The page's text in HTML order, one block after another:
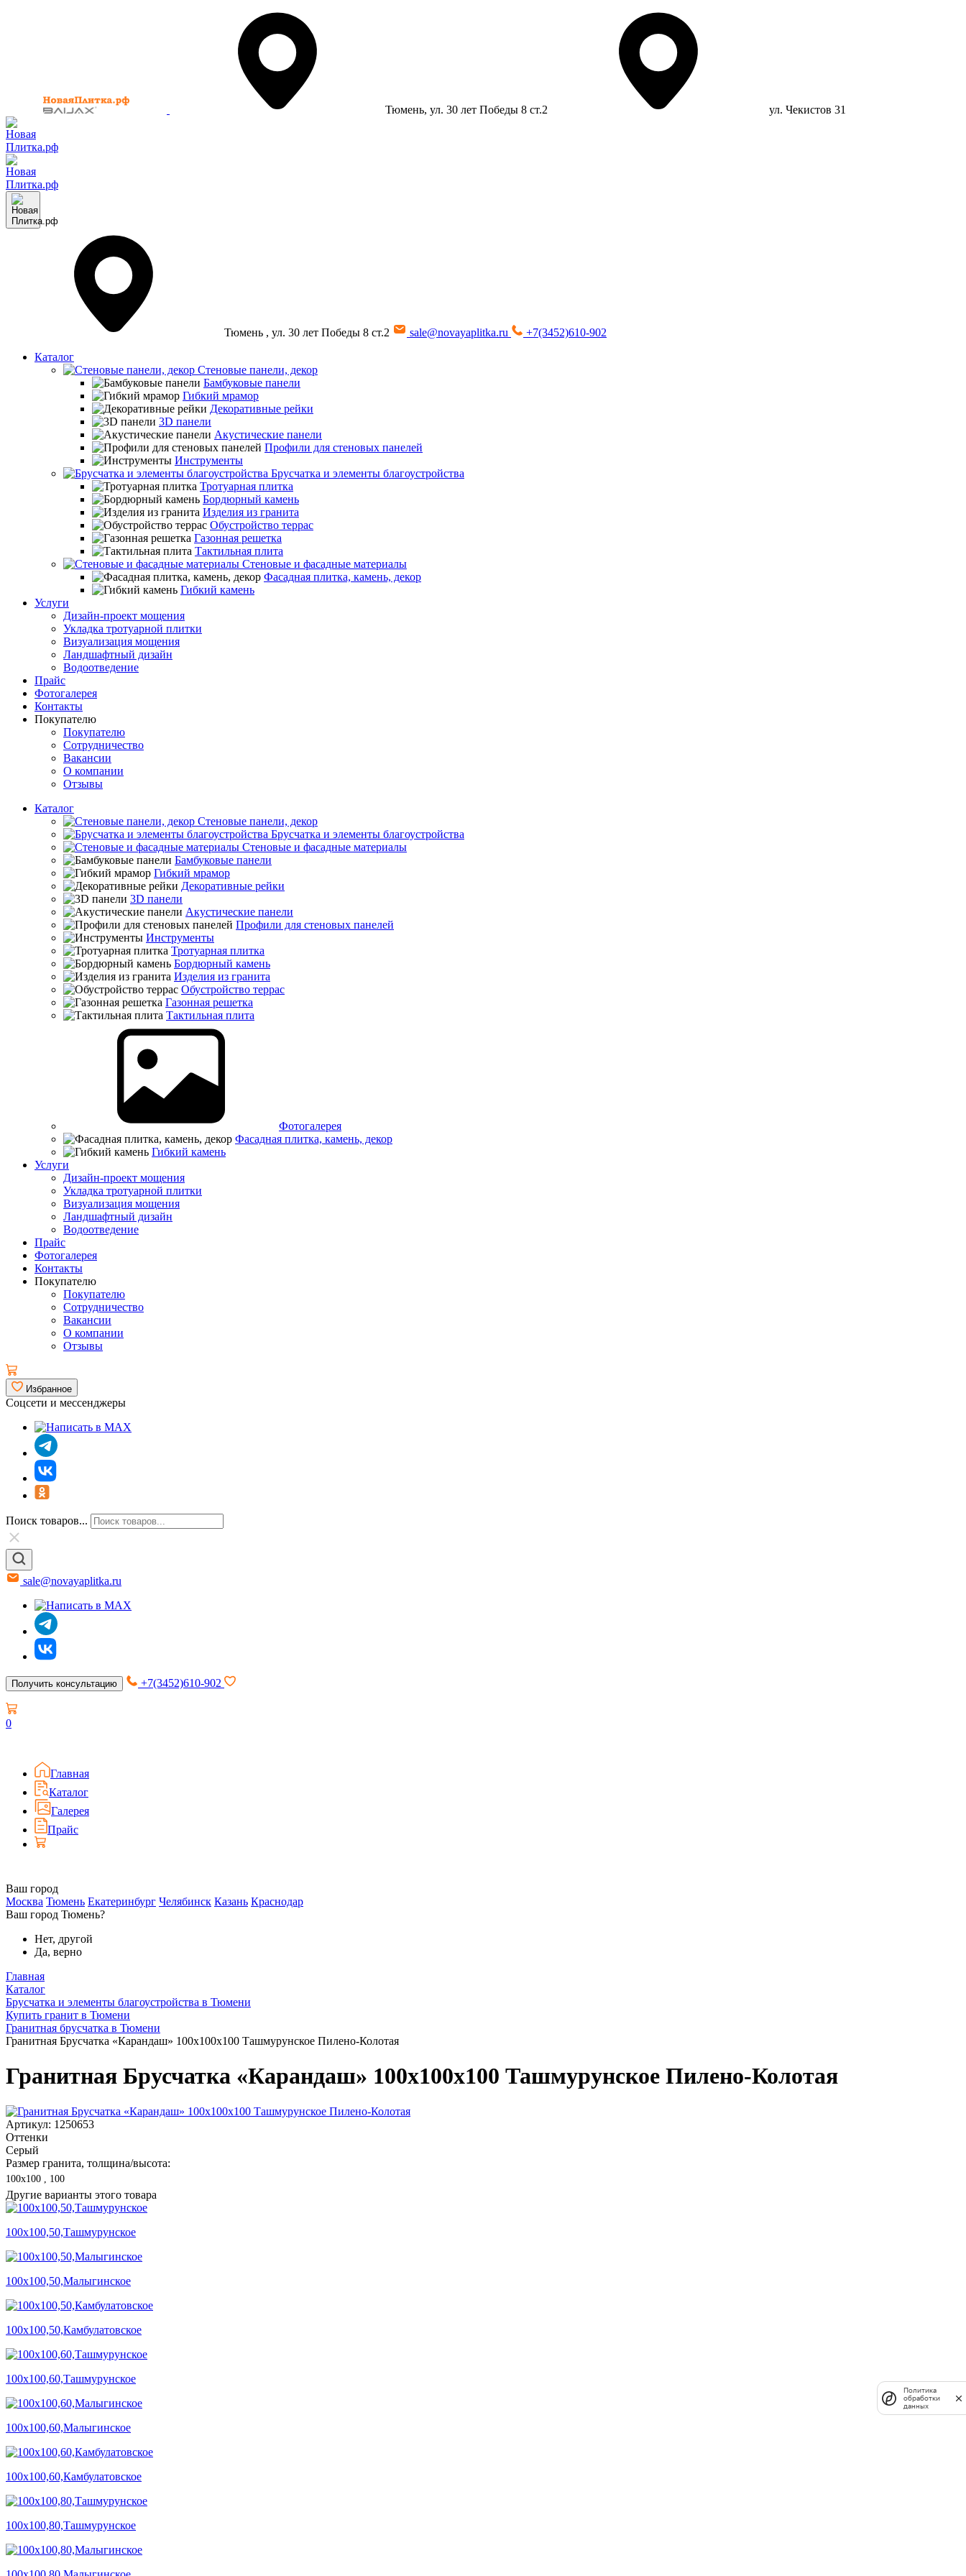
Тюмень, ул. 30 лет Победы 8 ст.2 ул. Чекистов 31
Тюмень , ул. 30 лет Победы 8 ст.2 sale@novayaplitka.ru
+7(3452)610-902
Каталог
Стеновые панели, декор
Бамбуковые панели
Гибкий мрамор
Декоративные рейки
3D панели
Акустические панели
Профили для стеновых панелей
Инструменты
Брусчатка и элементы благоустройства
Тротуарная плитка
Бордюрный камень
Изделия из гранита
Обустройство террас
Газонная решетка
Тактильная плита
Стеновые и фасадные материалы
Фасадная плитка, камень, декор
Гибкий камень
Услуги
Дизайн-проект мощения
Укладка тротуарной плитки
Визуализация мощения
Ландшафтный дизайн
Водоотведение
Прайс
Фотогалерея
Контакты
Покупателю
Покупателю
Сотрудничество
Вакансии
О компании
Отзывы
Каталог
Стеновые панели, декор
Брусчатка и элементы благоустройства
Стеновые и фасадные материалы
Бамбуковые панели
Гибкий мрамор
Декоративные рейки
3D панели
Акустические панели
Профили для стеновых панелей
Инструменты
Тротуарная плитка
Бордюрный камень
Изделия из гранита
Обустройство террас
Газонная решетка
Тактильная плита
Фотогалерея
Фасадная плитка, камень, декор
Гибкий камень
Услуги
Дизайн-проект мощения
Укладка тротуарной плитки
Визуализация мощения
Ландшафтный дизайн
Водоотведение
Прайс
Фотогалерея
Контакты
Покупателю
Покупателю
Сотрудничество
Вакансии
О компании
Отзывы
Избранное
Соцсети и мессенджеры
Поиск товаров...
sale@novayaplitka.ru
Получить консультацию +7(3452)610-902
0
Главная
Каталог
Галерея
Прайс
Ваш город
Москва Тюмень Екатеринбург Челябинск Казань Краснодар
Ваш город Тюмень?
Нет, другой
Да, верно
Главная
Каталог
Брусчатка и элементы благоустройства в Тюмени
Купить гранит в Тюмени
Гранитная брусчатка в Тюмени
Гранитная Брусчатка «Карандаш» 100х100x100 Ташмурунское Пилено-Колотая
Гранитная Брусчатка «Карандаш» 100х100x100 Ташмурунское Пилено-Колотая
Артикул: 1250653
Оттенки
Серый
Размер гранита, толщина/высота:
100х100 , 100
Другие варианты этого товара
100х100,50,Ташмурунское
100х100,50,Малыгинское
100х100,50,Камбулатовское
100х100,60,Ташмурунское
100х100,60,Малыгинское
100х100,60,Камбулатовское
100х100,80,Ташмурунское
Политика
обработки
данных